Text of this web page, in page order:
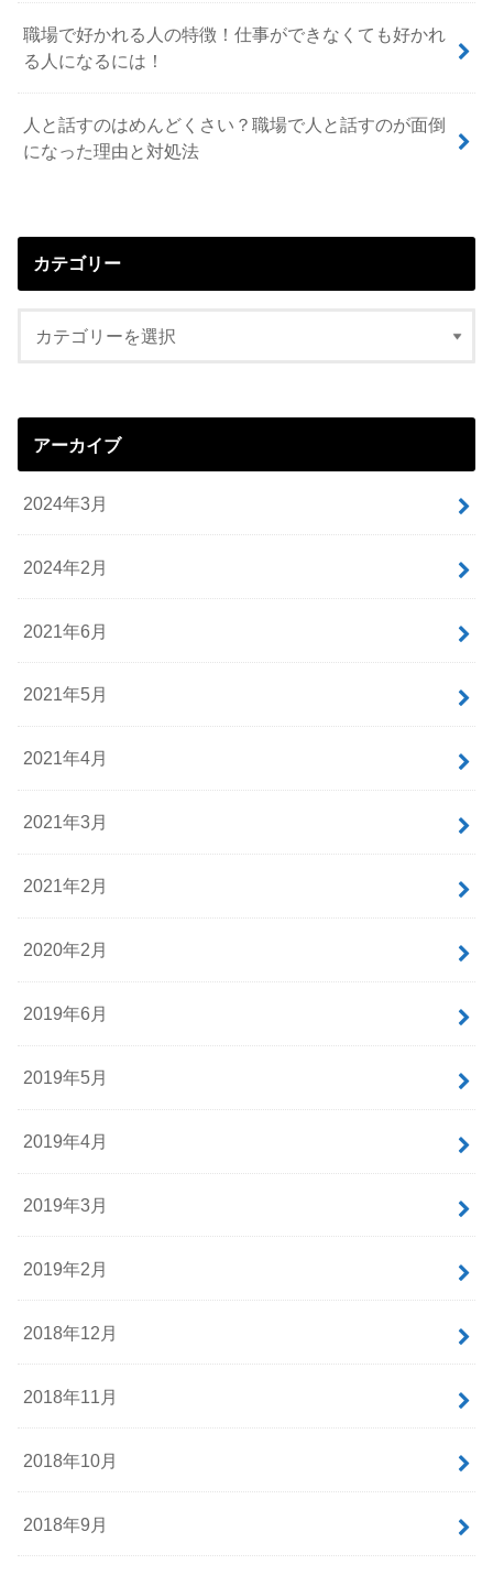
職場で好かれる人の特徴！仕事ができなくても好かれ
る人になるには！
人と話すのはめんどくさい？職場で人と話すのが面倒
になった理由と対処法
カテゴリー
アーカイブ
2024年3月
2024年2月
2021年6月
2021年5月
2021年4月
2021年3月
2021年2月
2020年2月
2019年6月
2019年5月
2019年4月
2019年3月
2019年2月
2018年12月
2018年11月
2018年10月
2018年9月